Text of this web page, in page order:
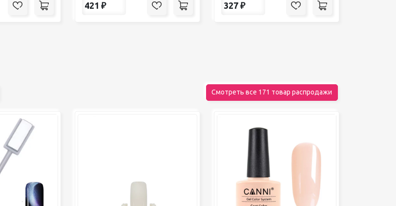
421 ₽ 327 ₽
Смотреть все 171 товар распродажи